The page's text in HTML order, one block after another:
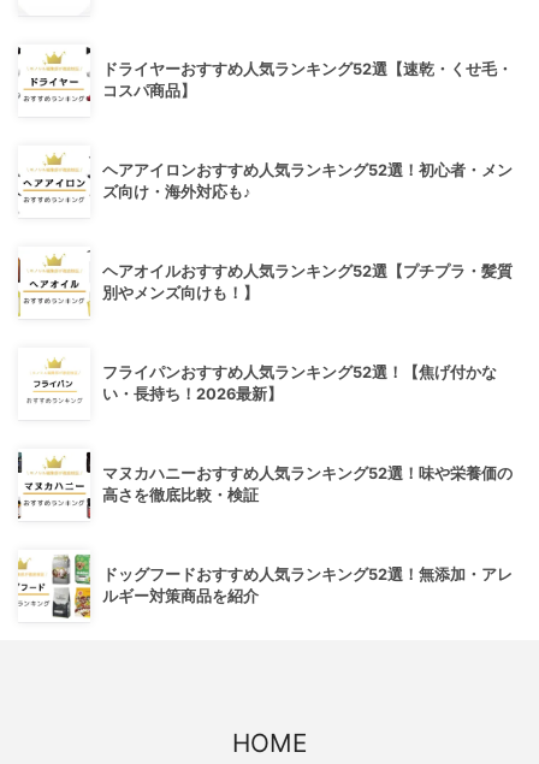
ドライヤーおすすめ人気ランキング52選【速乾・くせ毛・
コスパ商品】
ヘアアイロンおすすめ人気ランキング52選！初心者・メン
ズ向け・海外対応も♪
ヘアオイルおすすめ人気ランキング52選【プチプラ・髪質
別やメンズ向けも！】
フライパンおすすめ人気ランキング52選！【焦げ付かな
い・長持ち！2026最新】
マヌカハニーおすすめ人気ランキング52選！味や栄養価の
高さを徹底比較・検証
ドッグフードおすすめ人気ランキング52選！無添加・アレ
ルギー対策商品を紹介
HOME